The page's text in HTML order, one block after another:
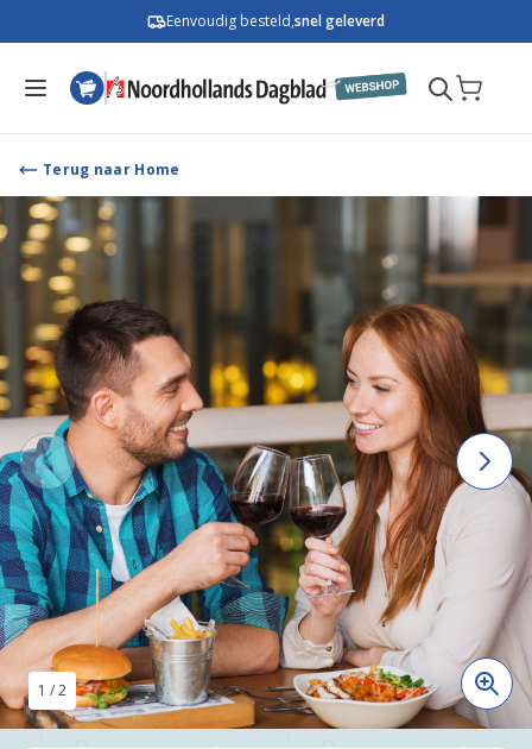
Eenvoudig besteld,snel geleverd
Terug naar Home
1 /2